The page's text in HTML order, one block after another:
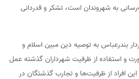
به شهروندان است، تشکر و قدردانی
بندرعباس به توصیه دین مبین اسلام و
و استفاده از ظرفیت شهرداران گذشته عمل
افراد از ظرفیت‌ها و تجارب گذشتگان در